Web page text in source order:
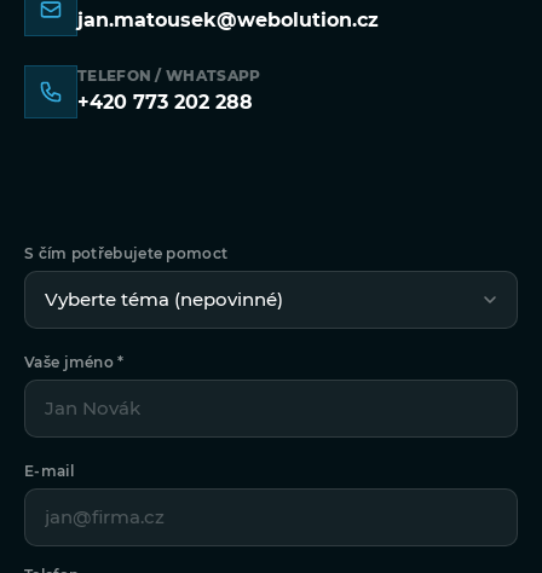
jan.matousek@webolution.cz
TELEFON / WHATSAPP
+420 773 202 288
S čím potřebujete pomoct
Vaše jméno *
E-mail